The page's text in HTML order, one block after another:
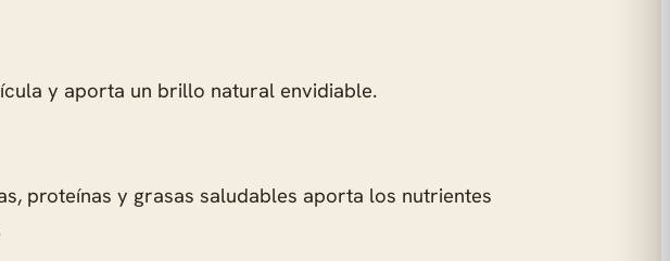
y aporta un brillo natural envidiable.
proteínas y grasas saludables aporta los nutrientes